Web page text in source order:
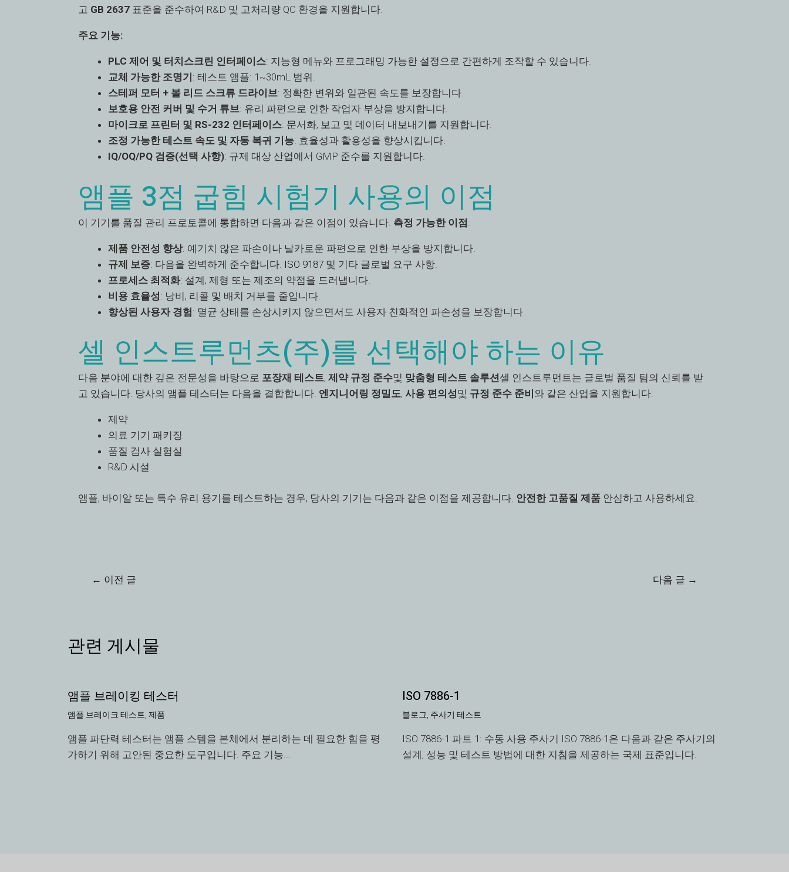
고 GB 2637 표준을 준수하여 R&D 및 고처리량 QC 환경을 지원합니다.
주요 기능:
PLC 제어 및 터치스크린 인터페이스: 지능형 메뉴와 프로그래밍 가능한 설정으로 간편하게 조작할 수 있습니다.
교체 가능한 조명기 : 테스트 앰플: 1~30mL 범위.
스테퍼 모터 + 볼 리드 스크류 드라이브: 정확한 변위와 일관된 속도를 보장합니다.
보호용 안전 커버 및 수거 튜브: 유리 파편으로 인한 작업자 부상을 방지합니다.
마이크로 프린터 및 RS-232 인터페이스: 문서화, 보고 및 데이터 내보내기를 지원합니다.
조정 가능한 테스트 속도 및 자동 복귀 기능: 효율성과 활용성을 향상시킵니다.
IQ/OQ/PQ 검증(선택 사항): 규제 대상 산업에서 GMP 준수를 지원합니다.
앰플 3점 굽힘 시험기 사용의 이점
이 기기를 품질 관리 프로토콜에 통합하면 다음과 같은 이점이 있습니다. 측정 가능한 이점:
제품 안전성 향상: 예기치 않은 파손이나 날카로운 파편으로 인한 부상을 방지합니다.
규제 보증: 다음을 완벽하게 준수합니다. ISO 9187 및 기타 글로벌 요구 사항.
프로세스 최적화: 설계, 제형 또는 제조의 약점을 드러냅니다.
비용 효율성: 낭비, 리콜 및 배치 거부를 줄입니다.
향상된 사용자 경험: 멸균 상태를 손상시키지 않으면서도 사용자 친화적인 파손성을 보장합니다.
셀 인스트루먼츠(주)를 선택해야 하는 이유
다음 분야에 대한 깊은 전문성을 바탕으로 포장재 테스트, 제약 규정 준수및 맞춤형 테스트 솔루션셀 인스트루먼트는 글로벌 품질 팀의 신뢰를 받
고 있습니다. 당사의 앰플 테스터는 다음을 결합합니다. 엔지니어링 정밀도, 사용 편의성및 규정 준수 준비 와 같은 산업을 지원합니다:
제약
의료 기기 패키징
품질 검사 실험실
R&D 시설
앰플, 바이알 또는 특수 유리 용기를 테스트하는 경우, 당사의 기기는 다음과 같은 이점을 제공합니다. 안전한 고품질 제품 안심하고 사용하세요.
← 이전 글 다음 글 →
관련 게시물
앰플 브레이킹 테스터
앰플 브레이크 테스트 제품
앰플 파단력 테스터는 앰플 스템을 본체에서 분리하는 데 필요한 힘을 평
가하기 위해 고안된 중요한 도구입니다. 주요 기능...
ISO 7886-1
블로그 주사기 테스트
ISO 7886-1 파트 1: 수동 사용 주사기 ISO 7886-1은 다음과 같은 주사기의
설계, 성능 및 테스트 방법에 대한 지침을 제공하는 국제 표준입니다.
NB
VI